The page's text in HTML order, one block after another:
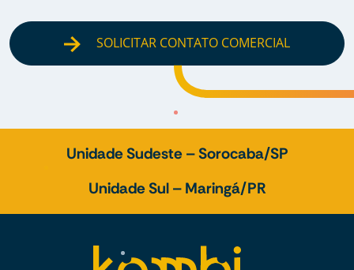
SOLICITAR CONTATO COMERCIAL
Unidade Sudeste – Sorocaba/SP
Unidade Sul – Maringá/PR